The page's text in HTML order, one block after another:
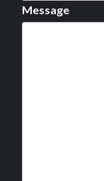
Message